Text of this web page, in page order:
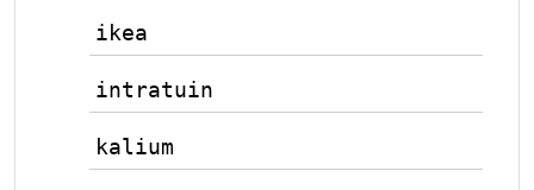
ikea
intratuin
kalium